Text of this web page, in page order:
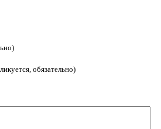
обязательно)